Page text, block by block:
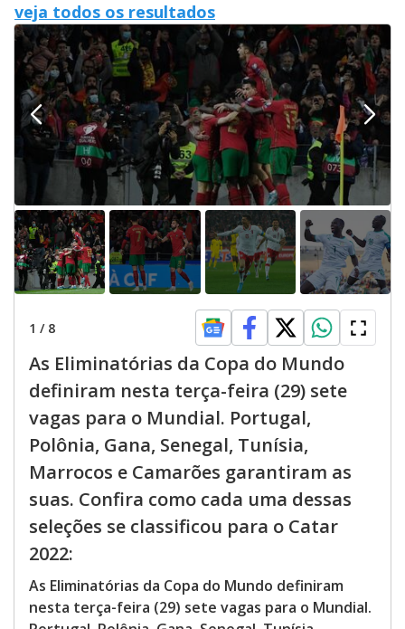
veja todos os resultados
1 / 8
As Eliminatórias da Copa do Mundo
definiram nesta terça-feira (29) sete
vagas para o Mundial. Portugal,
Polônia, Gana, Senegal, Tunísia,
Marrocos e Camarões garantiram as
suas. Confira como cada uma dessas
seleções se classificou para o Catar
2022:
As Eliminatórias da Copa do Mundo definiram
nesta terça-feira (29) sete vagas para o Mundial.